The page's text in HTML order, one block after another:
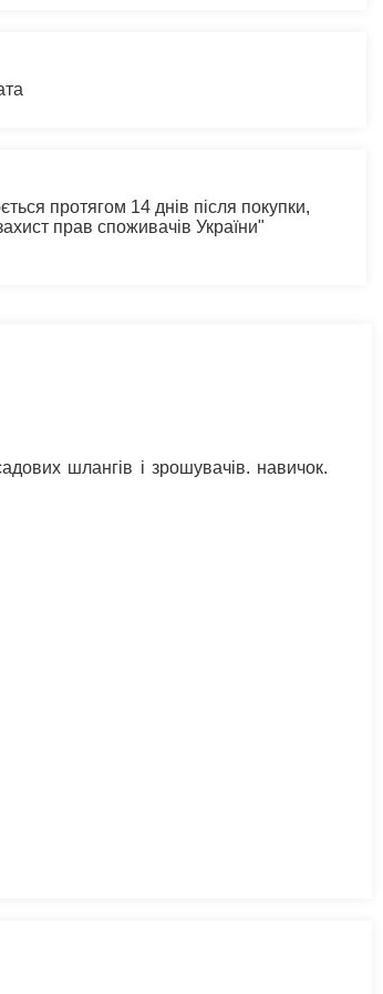
протягом 14 днів після покупки,
прав споживачів України"
шлангів і зрошувачів. навичок.